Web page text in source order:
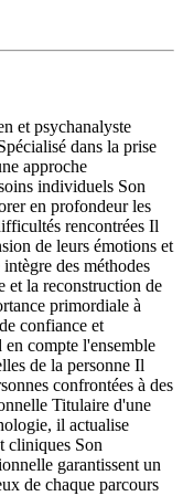
et psychanalyste
dans la prise
approche
individuels Son
en profondeur les
rencontrées Il
de leurs émotions et
des méthodes
et la reconstruction de
primordiale à
confiance et
compte l'ensemble
de la personne Il
confrontées à des
Titulaire d'une
il actualise
cliniques Son
garantissent un
de chaque parcours